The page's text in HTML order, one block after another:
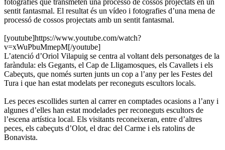
sentit fantasmal. El resultat és un vídeo i fotografies d’una mena de
processó de cossos projectats amb un sentit fantasmal.
[youtube]https://www.youtube.com/watch?
v=xWuPbuMmepM[/youtube]
L’atenció d’Oriol Vilapuig se centra al voltant dels personatges de la
faràndula: els Gegants, el Cap de Lligamosques, els Cavallets i els
Cabeçuts, que només surten junts un cop a l’any per les Festes del
Tura i que han estat modelats per reconeguts escultors locals.
Les peces escollides surten al carrer en comptades ocasions a l’any i
algunes d’elles han estat modelades per reconeguts escultors de
l’escena artística local. Els visitants reconeixeran, entre d’altres
peces, els cabeçuts d’Olot, el drac del Carme i els ratolins de
Bonavista.